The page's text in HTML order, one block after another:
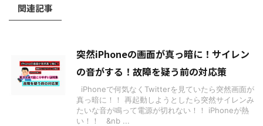
関連記事
突然iPhoneの画面が真っ暗に！サイレン
の音がする！故障を疑う前の対応策
iPhoneで何気なくTwitterを見ていたら突然画面が
真っ暗に！！ 再起動しようとしたら突然サイレンみ
たいな音が鳴って電源が切れない！！ iPhoneが熱
い！！ &nb ...